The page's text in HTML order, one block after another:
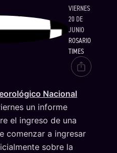
VIERNES
20 DE
JUNIO
ROSARIO
TIMES
Nacional
un informe
el ingreso de una
comenzar a ingresar
sobre la